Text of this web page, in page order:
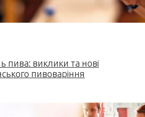
пива: виклики та нові
пивоваріння